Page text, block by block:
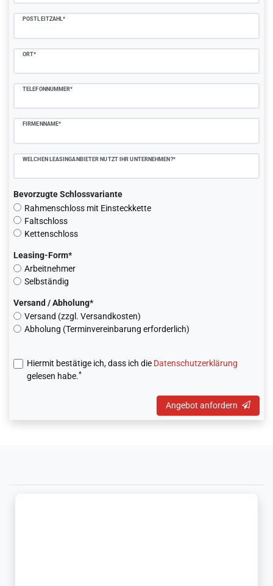
POSTLEITZAHL*
ORT*
TELEFONNUMMER*
FIRMENNAME*
WELCHEN LEASINGANBIETER NUTZT IHR UNTERNEHMEN?*
Bevorzugte Schlossvariante
Rahmenschloss mit Einsteckkette
Faltschloss
Kettenschloss
Leasing-Form*
Arbeitnehmer
Selbständig
Versand / Abholung*
Versand (zzgl. Versandkosten)
Abholung (Terminvereinbarung erforderlich)
Hiermit bestätige ich, dass ich die Daten­schutz­erklärung
gelesen habe.*
Angebot anfordern